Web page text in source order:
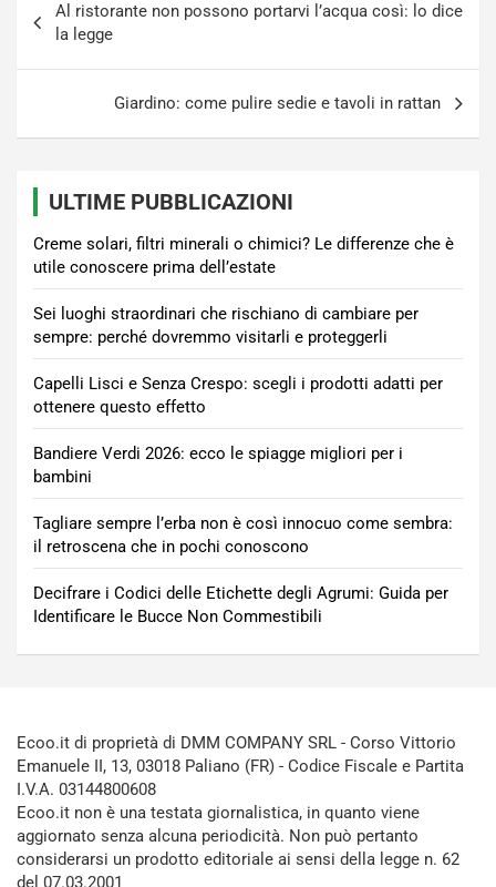
articoli
Al ristorante non possono portarvi l’acqua così: lo dice
la legge
Giardino: come pulire sedie e tavoli in rattan
ULTIME PUBBLICAZIONI
Creme solari, filtri minerali o chimici? Le differenze che è
utile conoscere prima dell’estate
Sei luoghi straordinari che rischiano di cambiare per
sempre: perché dovremmo visitarli e proteggerli
Capelli Lisci e Senza Crespo: scegli i prodotti adatti per
ottenere questo effetto
Bandiere Verdi 2026: ecco le spiagge migliori per i
bambini
Tagliare sempre l’erba non è così innocuo come sembra:
il retroscena che in pochi conoscono
Decifrare i Codici delle Etichette degli Agrumi: Guida per
Identificare le Bucce Non Commestibili
Ecoo.it di proprietà di DMM COMPANY SRL - Corso Vittorio
Emanuele II, 13, 03018 Paliano (FR) - Codice Fiscale e Partita
I.V.A. 03144800608
Ecoo.it non è una testata giornalistica, in quanto viene
aggiornato senza alcuna periodicità. Non può pertanto
considerarsi un prodotto editoriale ai sensi della legge n. 62
del 07.03.2001